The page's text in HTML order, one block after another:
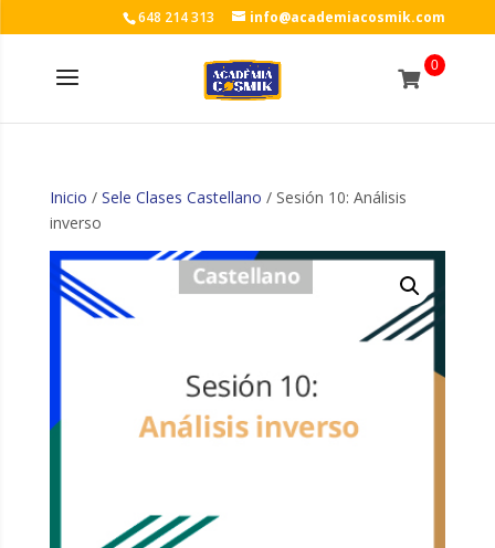
648 214 313 info@academiacosmik.com
0
Inicio / Sele Clases Castellano / Sesión 10: Análisis
inverso